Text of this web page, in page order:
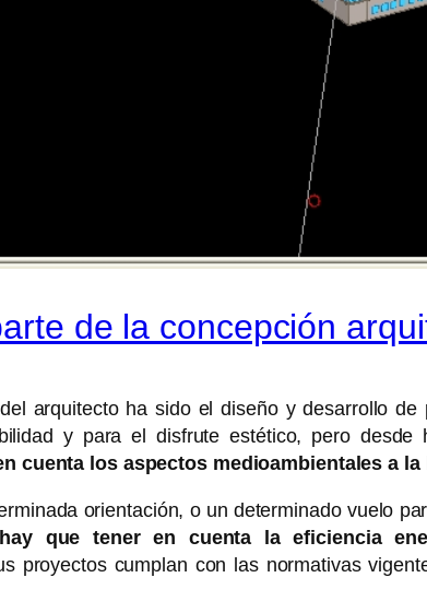
de la concepción
arquitecto ha sido el diseño y desarrollo
y para el disfrute estético, pero
cuenta los aspectos medioambientales a
orientación, o un determinado vuelo
hay que tener en cuenta la eficiencia
proyectos cumplan con las normativas